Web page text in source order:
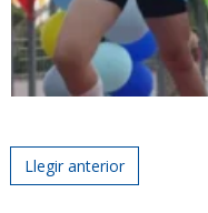
Post navigation
Llegir anterior